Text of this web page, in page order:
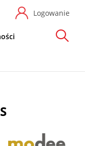
Logowanie
Szukaj